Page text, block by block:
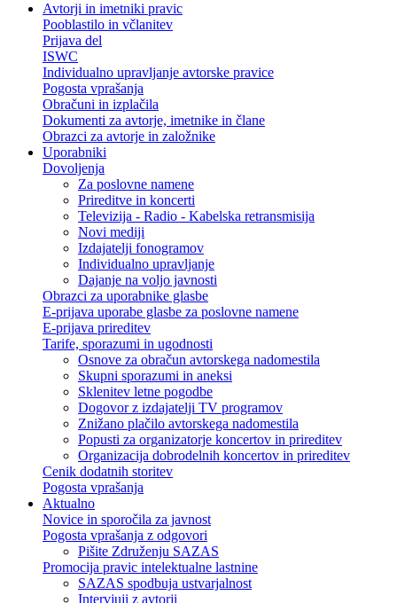
Avtorji in imetniki pravic
Pooblastilo in včlanitev
Prijava del
ISWC
Individualno upravljanje avtorske pravice
Pogosta vprašanja
Obračuni in izplačila
Dokumenti za avtorje, imetnike in člane
Obrazci za avtorje in založnike
Uporabniki
Dovoljenja
Za poslovne namene
Prireditve in koncerti
Televizija - Radio - Kabelska retransmisija
Novi mediji
Izdajatelji fonogramov
Individualno upravljanje
Dajanje na voljo javnosti
Obrazci za uporabnike glasbe
E-prijava uporabe glasbe za poslovne namene
E-prijava prireditev
Tarife, sporazumi in ugodnosti
Osnove za obračun avtorskega nadomestila
Skupni sporazumi in aneksi
Sklenitev letne pogodbe
Dogovor z izdajatelji TV programov
Znižano plačilo avtorskega nadomestila
Popusti za organizatorje koncertov in prireditev
Organizacija dobrodelnih koncertov in prireditev
Cenik dodatnih storitev
Pogosta vprašanja
Aktualno
Novice in sporočila za javnost
Pogosta vprašanja z odgovori
Pišite Združenju SAZAS
Promocija pravic intelektualne lastnine
SAZAS spodbuja ustvarjalnost
Intervjuji z avtorji